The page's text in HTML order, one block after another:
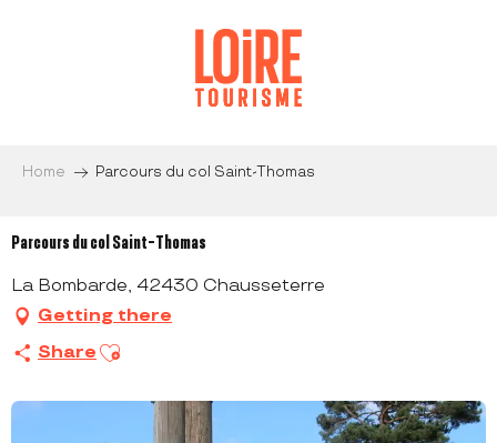
Home Parcours du col Saint-Thomas
Parcours du col Saint-Thomas
La Bombarde, 42430 Chausseterre
Getting there
Share Ajouter aux favoris